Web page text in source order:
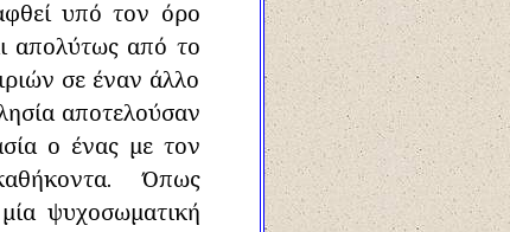
υπό τον όρο
απολύτως από το
σε έναν άλλο
αποτελούσαν
ο ένας με τον
καθήκοντα. Όπως
ψυχοσωματική